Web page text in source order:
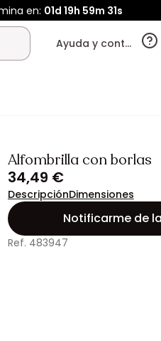
en: 01d 19h 59m 29s
Ayuda y contacto
Alfombrilla con borlas
34,49 €
DescripciónDimensiones
Notificarme de
Ref. 483947